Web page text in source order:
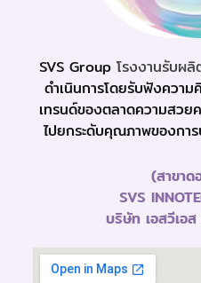
SVS Group โรงงานรับผลิ
ดำเนินการโดยรับฟังควา
เทรนด์ของตลาดความสวย
ไปยกระดับคุณภาพของกา
(สาขาด
SVS
บริษัท เอสวีเอ